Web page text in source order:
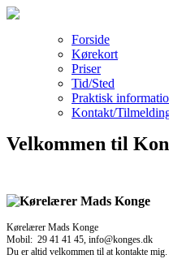
Forside
Kørekort
Priser
Tid/Sted
Praktisk
Kontakt/
Velkommen til
Kørelærer Mads Konge
Mobil: 29 41 41 45, info@konges.dk
Du er altid velkommen til at kontakte